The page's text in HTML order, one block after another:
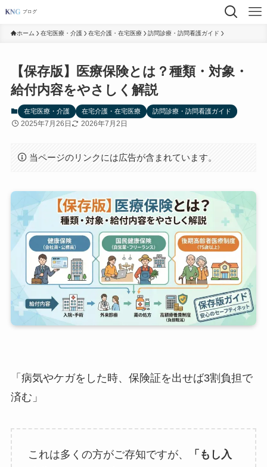
ホーム 在宅医療・介護 在宅介護・在宅医療 訪問診療・訪問看護ガイド
【保存版】医療保険とは？種類・対象・
給付内容をやさしく解説
在宅医療・介護 在宅介護・在宅医療 訪問診療・訪問看護ガイド
2025年7月26日 2026年7月2日
当ページのリンクには広告が含まれています。
「病気やケガをした時、保険証を出せば3割負担で
済む」
これは多くの方がご存知ですが、
「もし入